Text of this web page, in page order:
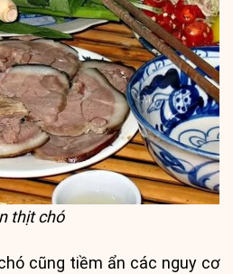
thịt chó
cũng tiềm ẩn các nguy cơ